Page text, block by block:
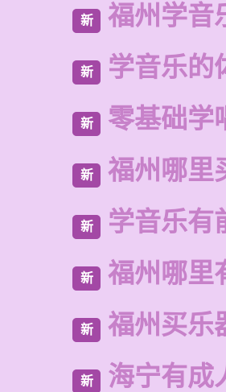
新 福州学音
新 学音乐的
新 零基础学
新 福州哪里
新 学音乐有
新 福州哪里
新 福州买乐
新 海宁有成